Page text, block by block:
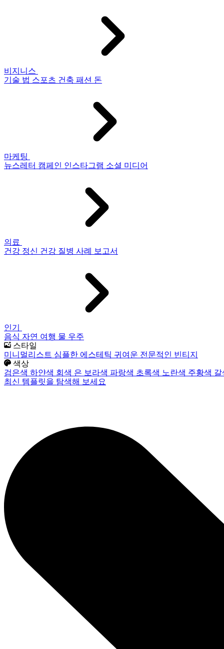
비지니스
기술 법 스포츠 건축 패션 돈
마케팅
뉴스레터 캠페인 인스타그램 소셜 미디어
의료
건강 정신 건강 질병 사례 보고서
인기
음식 자연 여행 물 우주
스타일
미니멀리스트 심플한 에스테틱 귀여운 전문적인 빈티지
색상
검은색 하얀색 회색 은 보라색 파랑색 초록색 노란색 주황색
최신 템플릿을 탐색해 보세요